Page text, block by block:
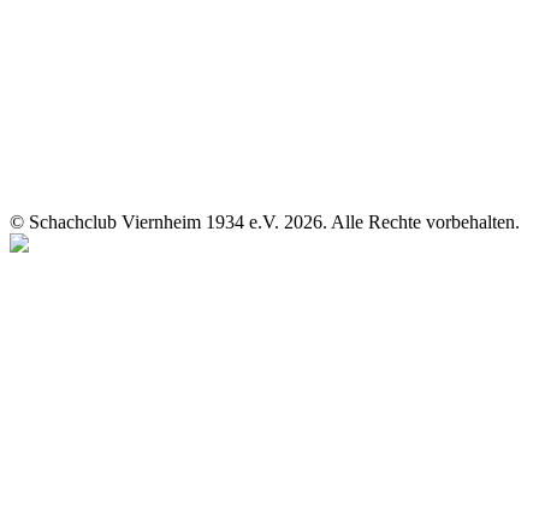
© Schachclub Viernheim 1934 e.V. 2026. Alle Rechte vorbehalten.